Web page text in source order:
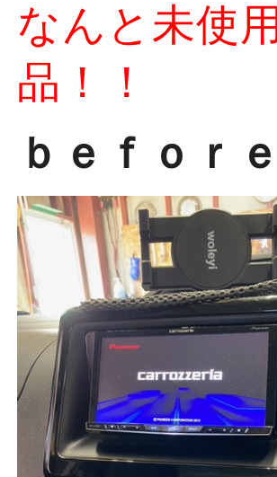
なんと未使用
品！！
ｂｅｆｏｒｅ